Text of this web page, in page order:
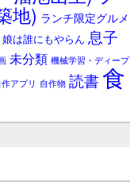
地) ランチ限定グルメ
娘は誰にもやらん 息子
未分類 機械学習・ディープ
アプリ 自作物 読書食